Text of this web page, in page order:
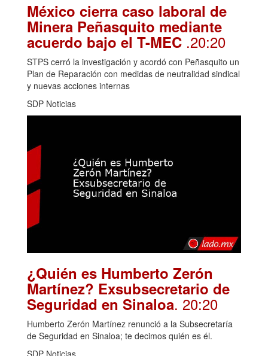
México cierra caso laboral de
Minera Peñasquito mediante
acuerdo bajo el T-MEC .20:20
STPS cerró la investigación y acordó con Peñasquito un
Plan de Reparación con medidas de neutralidad sindical
y nuevas acciones internas
SDP Noticias
¿Quién es Humberto Zerón
Martínez? Exsubsecretario de
Seguridad en Sinaloa. 20:20
Humberto Zerón Martínez renunció a la Subsecretaría
de Seguridad en Sinaloa; te decimos quién es él.